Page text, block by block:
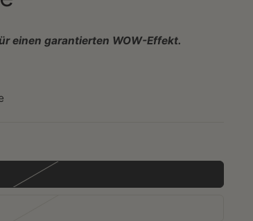
einen garantierten WOW-Effekt.